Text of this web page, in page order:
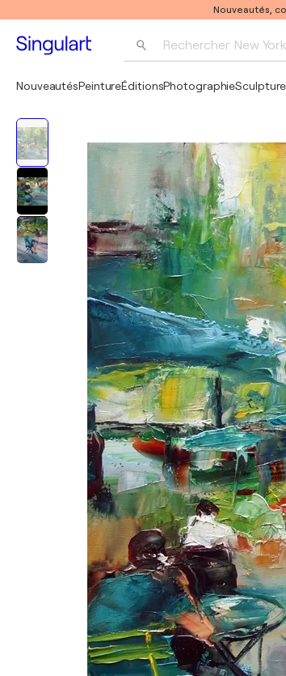
Nouveautés,
Rechercher New York
Pablo
NouveautésPeintureÉditionsPhotographieSculpture